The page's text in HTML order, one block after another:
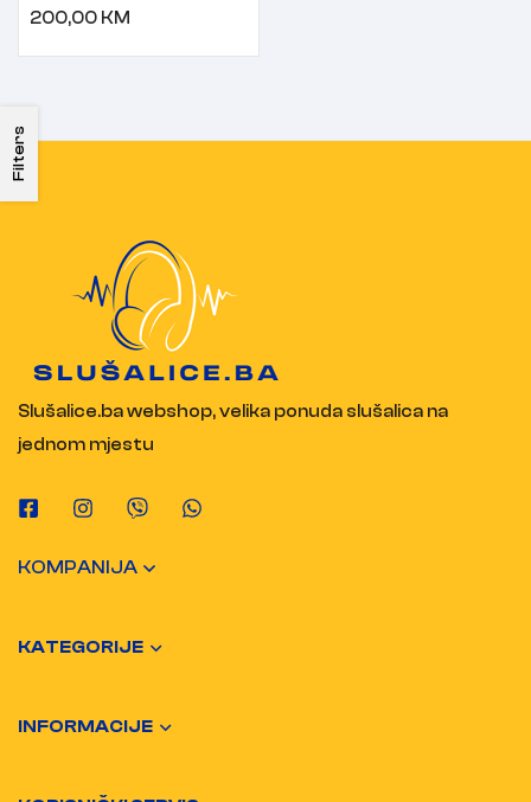
Filters
bijele
200,00 KM
Slušalice.ba webshop, velika ponuda slušalica na
jednom mjestu
KOMPANIJA
KATEGORIJE
INFORMACIJE